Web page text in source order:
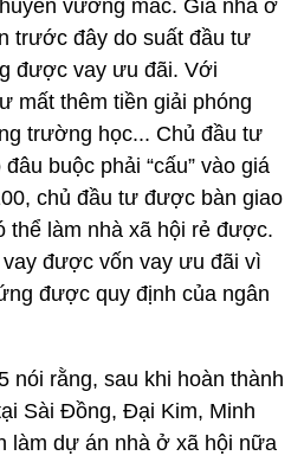
vướng mắc. Giá nhà ở
trước đây do suất đầu tư
được vay ưu đãi. Với
mất thêm tiền giải phóng
trường học... Chủ đầu tư
buộc phải “cấu” vào giá
chủ đầu tư được bàn giao
thể làm nhà xã hội rẻ được.
được vốn vay ưu đãi vì
được quy định của ngân
nói rằng, sau khi hoàn thành
Sài Đồng, Đại Kim, Minh
làm dự án nhà ở xã hội nữa